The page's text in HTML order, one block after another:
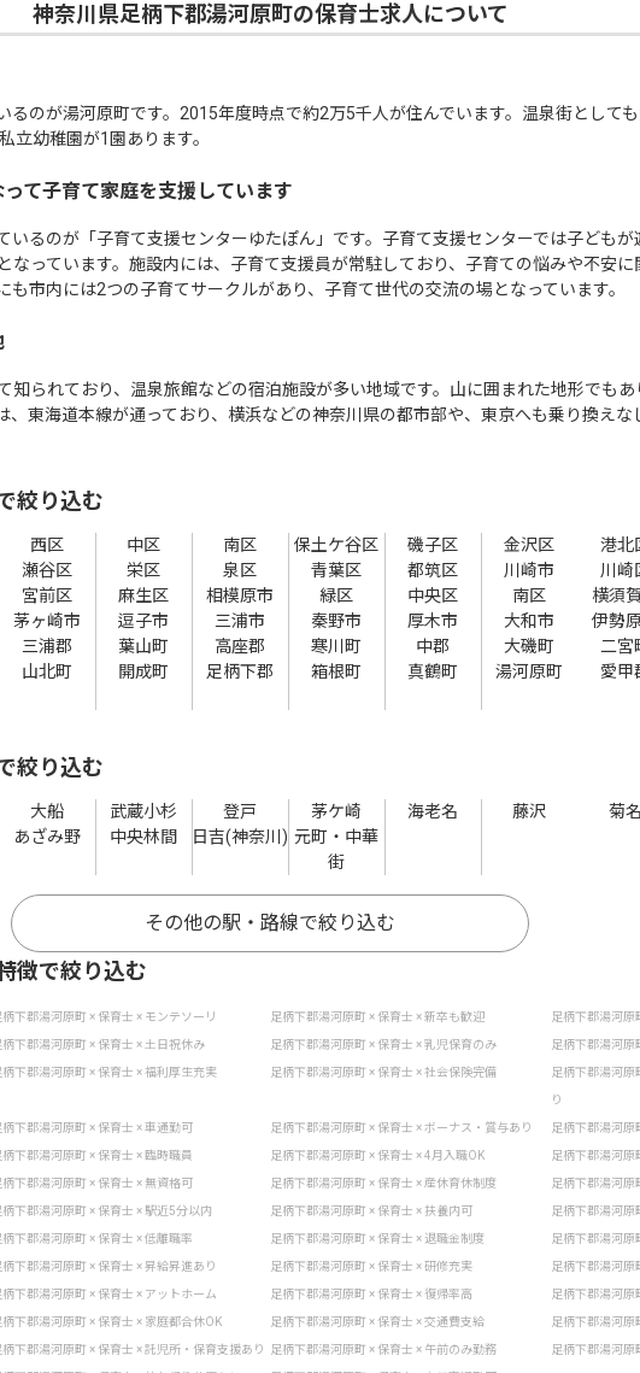
神奈川県足柄下郡湯河原町の保育士求人について
のが湯河原町です。2015年度時点で約2万5千人が住んでいます。温泉街としても
立幼稚園が1園あります。
て子育て家庭を支援しています
るのが「子育て支援センターゆたぽん」です。子育て支援センターでは子どもが
なっています。施設内には、子育て支援員が常駐しており、子育ての悩みや不安
市内には2つの子育てサークルがあり、子育て世代の交流の場となっています。
知られており、温泉旅館などの宿泊施設が多い地域です。山に囲まれた地形でもあ
、東海道本線が通っており、横浜などの神奈川県の都市部や、東京へも乗り換えな
絞り込む
西区 中区 南区 保土ケ谷区 磯子区 金沢区 港北
瀬谷区
栄区 泉区 青葉区 都筑区 川崎市 川崎
宮前区
麻生区 相模原市 緑区 中央区 南区 横須
茅ヶ崎市
逗子市 三浦市 秦野市 厚木市 大和市 伊勢
三浦郡
葉山町 高座郡 寒川町 中郡 大磯町 二宮
山北町
開成町 足柄下郡 箱根町 真鶴町 湯河原町 愛甲
絞り込む
大船 武蔵小杉 登戸 茅ケ崎 海老名 藤沢 菊名
あざみ野
中央林間 日吉(神奈川) 元町・中華
街
その他の駅・路線で絞り込む
徴で絞り込む
下郡湯河原町 × 保育士 × モンテソーリ 足柄下郡湯河原町 × 保育士 × 新卒も歓迎 足柄下郡湯河原
下郡湯河原町 × 保育士 × 土日祝休み 足柄下郡湯河原町 × 保育士 × 乳児保育のみ 足柄下郡湯河原
下郡湯河原町 × 保育士 × 福利厚生充実 足柄下郡湯河原町 × 保育士 × 社会保険完備 足柄下郡湯河原
り
下郡湯河原町 × 保育士 × 車通勤可 足柄下郡湯河原町 × 保育士 × ボーナス・賞与あり 足柄下郡湯河原
下郡湯河原町 × 保育士 × 臨時職員 足柄下郡湯河原町 × 保育士 × 4月入職OK 足柄下郡湯河原
下郡湯河原町 × 保育士 × 無資格可 足柄下郡湯河原町 × 保育士 × 産休育休制度 足柄下郡湯河原
下郡湯河原町 × 保育士 × 駅近5分以内 足柄下郡湯河原町 × 保育士 × 扶養内可 足柄下郡湯河原
下郡湯河原町 × 保育士 × 低離職率 足柄下郡湯河原町 × 保育士 × 退職金制度 足柄下郡湯河原
下郡湯河原町 × 保育士 × 昇給昇進あり 足柄下郡湯河原町 × 保育士 × 研修充実 足柄下郡湯河原
下郡湯河原町 × 保育士 × アットホーム 足柄下郡湯河原町 × 保育士 × 復帰率高 足柄下郡湯河原
下郡湯河原町 × 保育士 × 家庭都合休OK 足柄下郡湯河原町 × 保育士 × 交通費支給 足柄下郡湯河原
下郡湯河原町 × 保育士 × 託児所・保育支援あり 足柄下郡湯河原町 × 保育士 × 午前のみ勤務 足柄下郡湯河原